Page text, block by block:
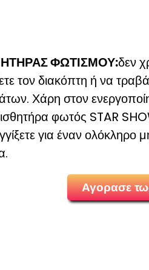
ΦΩΤΙΣΜΟΥ:δεν
τον διακόπτη ή να
Χάρη στον
φωτός STAR
για έναν ολόκληρο
Αγορασε